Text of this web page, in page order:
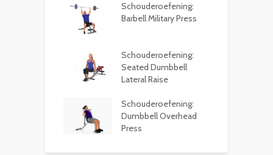
Schouderoefening:
Barbell Military Press
Schouderoefening:
Seated Dumbbell
Lateral Raise
Schouderoefening:
Dumbbell Overhead
Press